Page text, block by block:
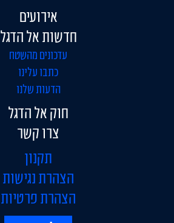
אירועים
חדשות אל הדגל
עדכונים מהשטח
כתבו עלינו
הדעות שלנו
חוק אל הדגל
צרו קשר
תקנון
הצהרת נגישות
הצהרת פרטיות